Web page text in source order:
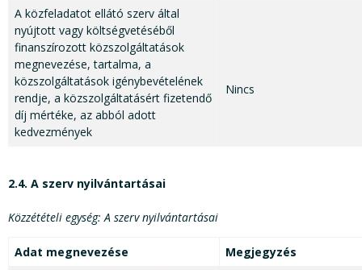
A közfeladatot ellátó szerv által
nyújtott vagy költségvetéséből
finanszírozott közszolgáltatások
megnevezése, tartalma, a
közszolgáltatások igénybevételének
rendje, a közszolgáltatásért fizetendő
díj mértéke, az abból adott
kedvezmények
Nincs
2.4. A szerv nyilvántartásai
Közzétételi egység: A szerv nyilvántartásai
Adat megnevezése
Megjegyzés